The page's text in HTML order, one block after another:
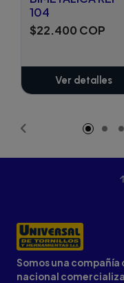
104
$22.400 COP
Ver detalles
Somos una compañía
nacional